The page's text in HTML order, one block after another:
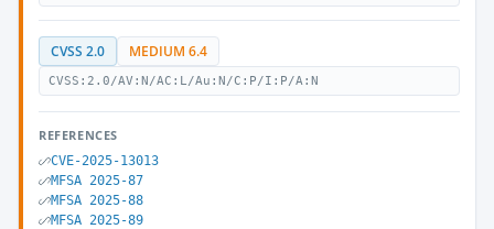
CVSS 2.0 MEDIUM 6.4
CVSS:2.0/AV:N/AC:L/Au:N/C:P/I:P/A:N
REFERENCES
CVE-2025-13013
MFSA 2025-87
MFSA 2025-88
MFSA 2025-89